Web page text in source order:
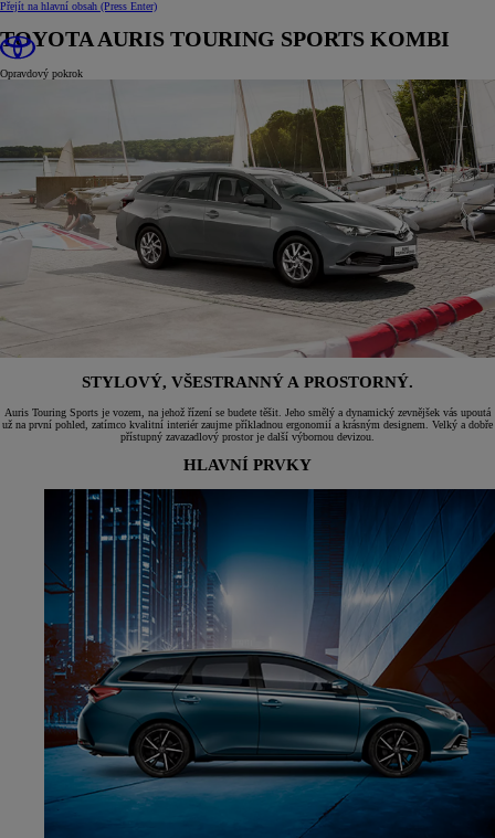
Přejít na hlavní obsah (Press Enter)
TOYOTA AURIS TOURING SPORTS KOMBI
Opravdový pokrok
STYLOVÝ, VŠESTRANNÝ A PROSTORNÝ.
Auris Touring Sports je vozem, na jehož řízení se budete těšit. Jeho smělý a dynamický zevnějšek vás upoutá
už na první pohled, zatímco kvalitní interiér zaujme příkladnou ergonomií a krásným designem. Velký a dobře
přístupný zavazadlový prostor je další výbornou devizou.
HLAVNÍ PRVKY